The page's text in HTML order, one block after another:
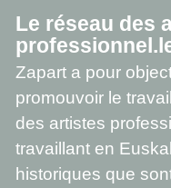
Le réseau des
Zapart a pour
promouvoir le
des artistes
travaillant en
historiques que